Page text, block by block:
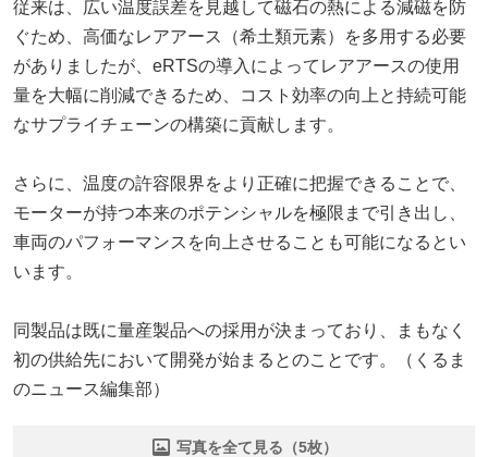
従来は、広い温度誤差を見越して磁石の熱による減磁を防
ぐため、高価なレアアース（希土類元素）を多用する必要
がありましたが、eRTSの導入によってレアアースの使用
量を大幅に削減できるため、コスト効率の向上と持続可能
なサプライチェーンの構築に貢献します。
さらに、温度の許容限界をより正確に把握できることで、
モーターが持つ本来のポテンシャルを極限まで引き出し、
車両のパフォーマンスを向上させることも可能になるとい
います。
同製品は既に量産製品への採用が決まっており、まもなく
初の供給先において開発が始まるとのことです。（くるま
のニュース編集部）
写真を全て見る（5枚）